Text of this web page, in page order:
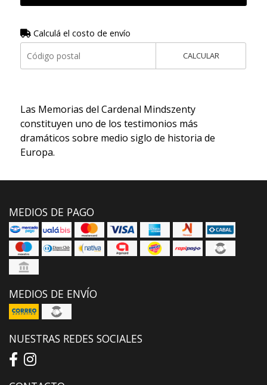
Calculá el costo de envío
CALCULAR
Las Memorias del Cardenal Mindszenty
constituyen uno de los testimonios más
dramáticos sobre medio siglo de historia de
Europa.
MEDIOS DE PAGO
MEDIOS DE ENVÍO
NUESTRAS REDES SOCIALES